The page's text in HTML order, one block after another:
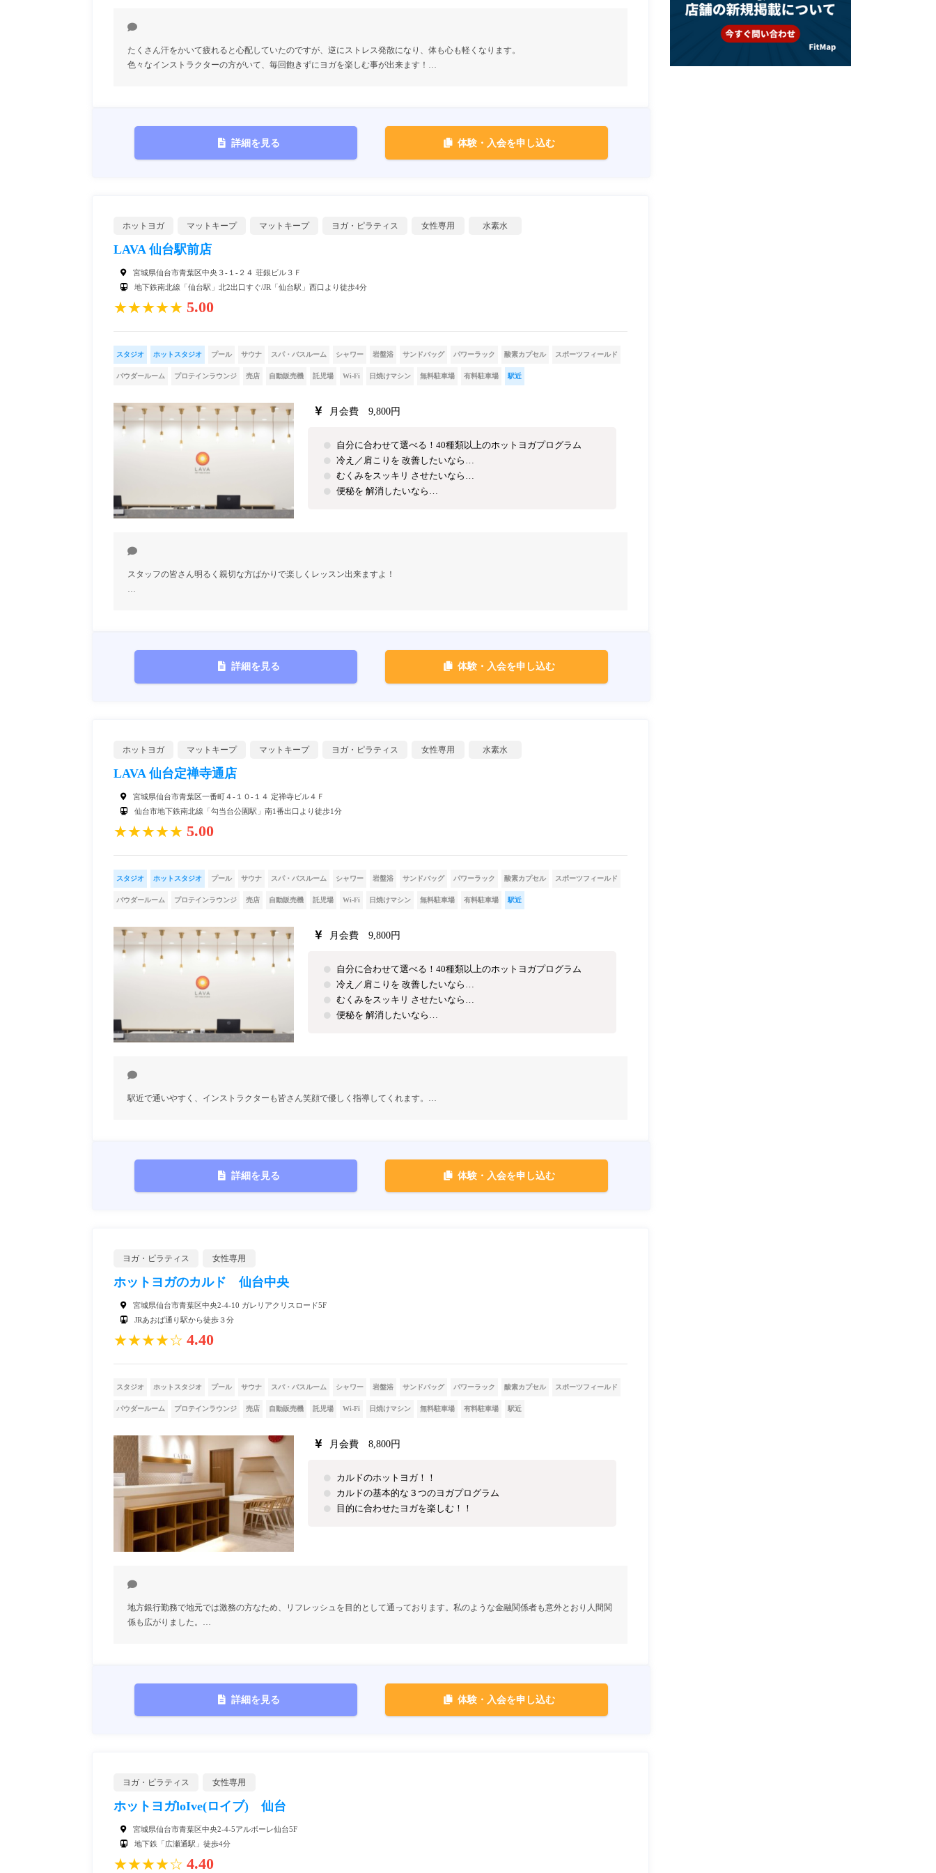
たくさん汗をかいて疲れると心配していたのですが、逆にストレス発散になり、体も心も軽くなります。
色々なインストラクターの方がいて、毎回飽きずにヨガを楽しむ事が出来ます！…
詳細を見る 体験・入会を申し込む
ホットヨガ マットキープ マットキープ ヨガ・ピラティス 女性専用 水素水
LAVA 仙台駅前店
宮城県仙台市青葉区中央３-１-２４ 荘銀ビル３Ｆ
地下鉄南北線「仙台駅」北2出口すぐ/JR「仙台駅」西口より徒歩4分
★★★★★ 5.00
スタジオ ホットスタジオ プール サウナ スパ・バスルーム シャワー 岩盤浴 サンドバッグ パワーラック 酸素カプセル スポーツフィールド
パウダールーム プロテインラウンジ 売店 自動販売機 託児場 Wi-Fi 日焼けマシン 無料駐車場 有料駐車場 駅近
月会費 9,800円
自分に合わせて選べる！40種類以上のホットヨガプログラム
冷え／肩こりを 改善したいなら…
むくみをスッキリ させたいなら…
便秘を 解消したいなら…
スタッフの皆さん明るく親切な方ばかりで楽しくレッスン出来ますよ！
…
詳細を見る 体験・入会を申し込む
ホットヨガ マットキープ マットキープ ヨガ・ピラティス 女性専用 水素水
LAVA 仙台定禅寺通店
宮城県仙台市青葉区一番町４-１０-１４ 定禅寺ビル４Ｆ
仙台市地下鉄南北線「勾当台公園駅」南1番出口より徒歩1分
★★★★★ 5.00
スタジオ ホットスタジオ プール サウナ スパ・バスルーム シャワー 岩盤浴 サンドバッグ パワーラック 酸素カプセル スポーツフィールド
パウダールーム プロテインラウンジ 売店 自動販売機 託児場 Wi-Fi 日焼けマシン 無料駐車場 有料駐車場 駅近
月会費 9,800円
自分に合わせて選べる！40種類以上のホットヨガプログラム
冷え／肩こりを 改善したいなら…
むくみをスッキリ させたいなら…
便秘を 解消したいなら…
駅近で通いやすく、インストラクターも皆さん笑顔で優しく指導してくれます。…
詳細を見る 体験・入会を申し込む
ヨガ・ピラティス 女性専用
ホットヨガのカルド 仙台中央
宮城県仙台市青葉区中央2-4-10 ガレリアクリスロード5F
JRあおば通り駅から徒歩３分
★★★★☆ 4.40
スタジオ ホットスタジオ プール サウナ スパ・バスルーム シャワー 岩盤浴 サンドバッグ パワーラック 酸素カプセル スポーツフィールド
パウダールーム プロテインラウンジ 売店 自動販売機 託児場 Wi-Fi 日焼けマシン 無料駐車場 有料駐車場 駅近
月会費 8,800円
カルドのホットヨガ！！
カルドの基本的な３つのヨガプログラム
目的に合わせたヨガを楽しむ！！
地方銀行勤務で地元では激務の方なため、リフレッシュを目的として通っております。私のような金融関係者も意外とおり人間関
係も広がりました。…
詳細を見る 体験・入会を申し込む
ヨガ・ピラティス 女性専用
ホットヨガloIve(ロイブ) 仙台
宮城県仙台市青葉区中央2-4-5アルボーレ仙台5F
地下鉄「広瀬通駅」徒歩4分
★★★★☆ 4.40